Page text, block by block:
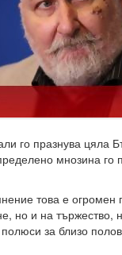
го празнува цяла
мнозина го
това е огромен
но и на тържество,
полюси за близо